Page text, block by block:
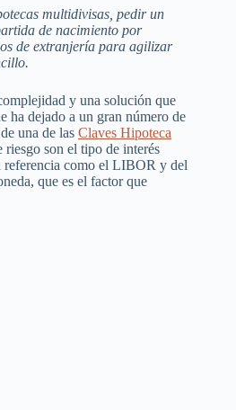
multidivisas, pedir un
de nacimiento por
de extranjería para agilizar
y una solución que
ha dejado a un gran número de
una de las Claves Hipoteca
riesgo son el tipo de interés
referencia como el LIBOR y del
que es el factor que